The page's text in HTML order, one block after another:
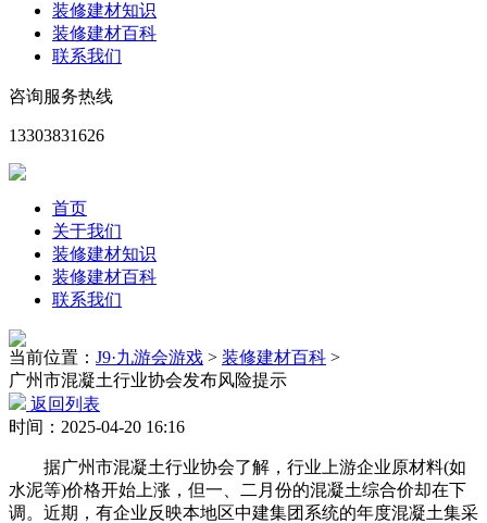
装修建材知识
装修建材百科
联系我们
咨询服务热线
13303831626
首页
关于我们
装修建材知识
装修建材百科
联系我们
当前位置： J9·九游会游戏 > 装修建材百科 >
广州市混凝土行业协会发布风险提示
返回列表
时间：2025-04-20 16:16
据广州市混凝土行业协会了解，行业上游企业原材料(如
水泥等)价格开始上涨，但一、二月份的混凝土综合价却在下
调。近期，有企业反映本地区中建集团系统的年度混凝土集采